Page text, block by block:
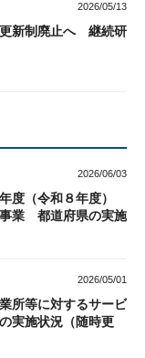
2026/05/13
新制廃止へ 継続研
2026/06/03
年度（令和８年度）
業 都道府県の実施
2026/05/01
所等に対するサービ
実施状況（随時更